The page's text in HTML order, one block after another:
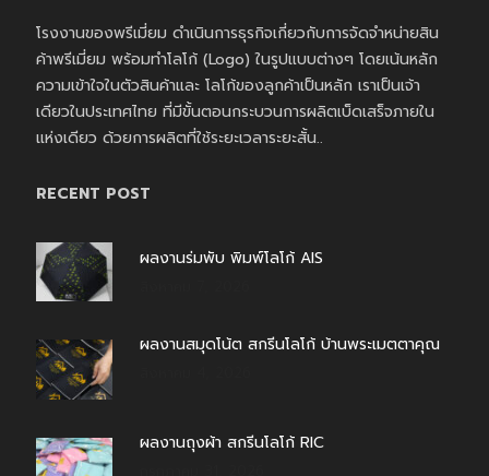
โรงงานของพรีเมี่ยม ดำเนินการธุรกิจเกี่ยวกับการจัดจำหน่ายสิน
ค้าพรีเมี่ยม พร้อมทำโลโก้ (Logo) ในรูปแบบต่างๆ โดยเน้นหลัก
ความเข้าใจในตัวสินค้าและ โลโก้ของลูกค้าเป็นหลัก เราเป็นเจ้า
เดียวในประเทศไทย ที่มีขั้นตอนกระบวนการผลิตเบ็ดเสร็จภายใน
แห่งเดียว ด้วยการผลิตที่ใช้ระยะเวลาระยะสั้น..
RECENT POST
ผลงานร่มพับ พิมพ์โลโก้ AIS
ผลงานสมุดโน้ต สกรีนโลโก้ บ้านพระเมตตาคุณ
ผลงานถุงผ้า สกรีนโลโก้ RIC